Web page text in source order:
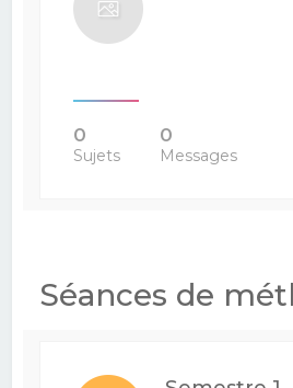
0
Sujets
0
Messages
Séances de